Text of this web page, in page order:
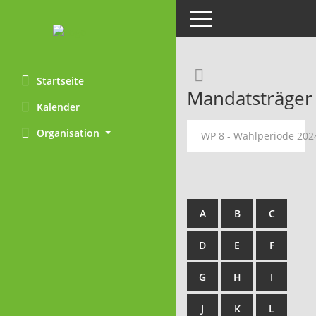
Startseite
Kalender
Organisation
Toggle navigation
Mandatsträger
WP 8 - Wahlperiode
A B C
D E F
G H I
J K L